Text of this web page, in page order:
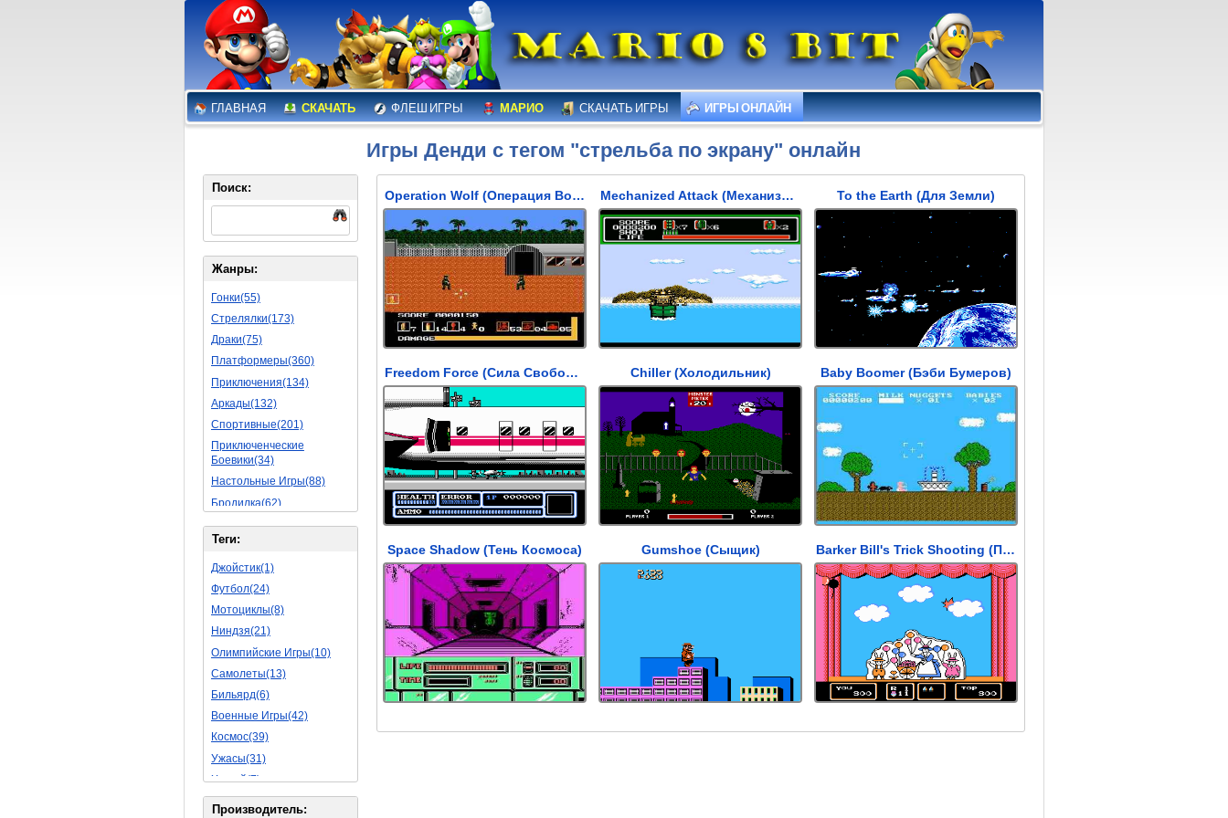
ГЛАВНАЯ СКАЧАТЬ ФЛЕШ ИГРЫ МАРИО СКАЧАТЬ ИГРЫ ИГРЫ ОНЛАЙН
Игры Денди с тегом "стрельба по экрану" онлайн
Operation Wolf (Операция Волк) Mechanized Attack (Механизированная Атака) To the Earth (Для Земли)
Freedom Force (Сила Свободы) Chiller (Холодильник) Baby Boomer (Бэби Бумеров)
Space Shadow (Тень Космоса) Gumshoe (Сыщик) Barker Bill's Trick Shooting (Подвох Стрельбы Билла Баркера)
Поиск:
Жанры:
Гонки(55)
Стрелялки(173)
Драки(75)
Платформеры(360)
Приключения(134)
Аркады(132)
Спортивные(201)
Приключенческие
Боевики(34)
Настольные Игры(88)
Бродилка(62)
Стратегии(77)
Боевые RPG(50)
Симуляторы(31)
Леталки(24)
Симуляторы Жизни(76)
Уникальный(29)
Логические Игры(35)
Азартные(45)
Ролевые Игры(176)
Боевик(10)
Головоломка(11)
Rpg(14)
Пошаговые Игры(22)
Пазлы(82)
Теги:
Джойстик(1)
Футбол(24)
Мотоциклы(8)
Ниндзя(21)
Олимпийские Игры(10)
Самолеты(13)
Бильярд(6)
Военные Игры(42)
Космос(39)
Ужасы(31)
Хоккей(7)
Вертолет(13)
Производитель: